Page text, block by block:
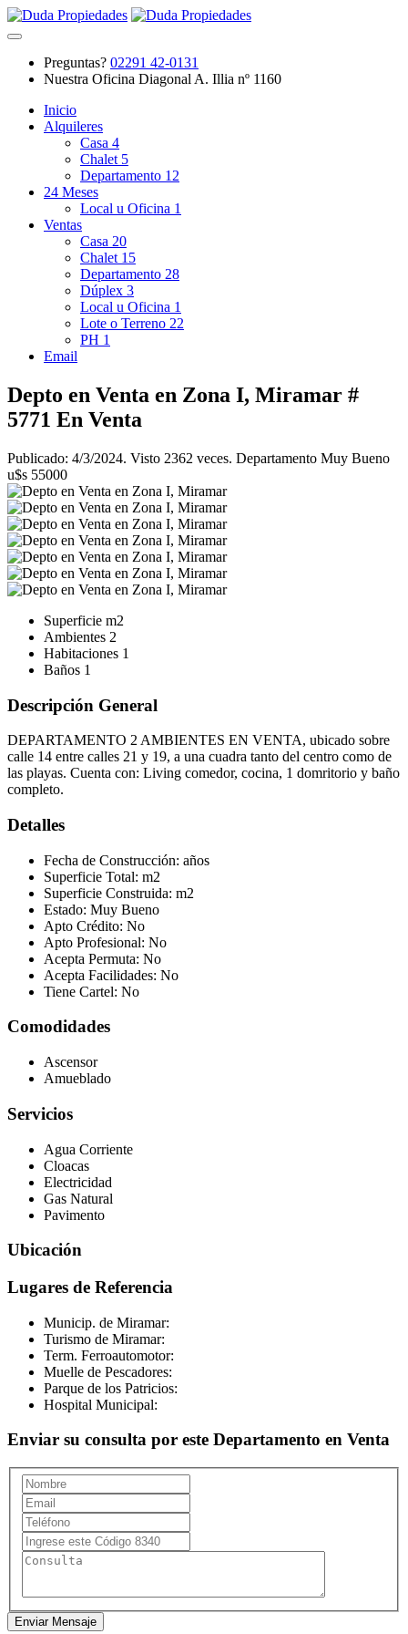
Preguntas? 02291 42-0131
Nuestra Oficina Diagonal A. Illia nº 1160
Inicio
Alquileres
Casa 4
Chalet 5
Departamento 12
24 Meses
Local u Oficina 1
Ventas
Casa 20
Chalet 15
Departamento 28
Dúplex 3
Local u Oficina 1
Lote o Terreno 22
PH 1
Email
Depto en Venta en Zona I, Miramar #
5771 En Venta
Publicado: 4/3/2024. Visto 2362 veces. Departamento Muy Bueno
u$s 55000
Superficie m2
Ambientes 2
Habitaciones 1
Baños 1
Descripción General
DEPARTAMENTO 2 AMBIENTES EN VENTA, ubicado sobre
calle 14 entre calles 21 y 19, a una cuadra tanto del centro como de
las playas. Cuenta con: Living comedor, cocina, 1 domritorio y baño
completo.
Detalles
Fecha de Construcción: años
Superficie Total: m2
Superficie Construida: m2
Estado: Muy Bueno
Apto Crédito: No
Apto Profesional: No
Acepta Permuta: No
Acepta Facilidades: No
Tiene Cartel: No
Comodidades
Ascensor
Amueblado
Servicios
Agua Corriente
Cloacas
Electricidad
Gas Natural
Pavimento
Ubicación
Lugares de Referencia
Municip. de Miramar:
Turismo de Miramar:
Term. Ferroautomotor:
Muelle de Pescadores:
Parque de los Patricios:
Hospital Municipal:
Enviar su consulta por este Departamento en Venta